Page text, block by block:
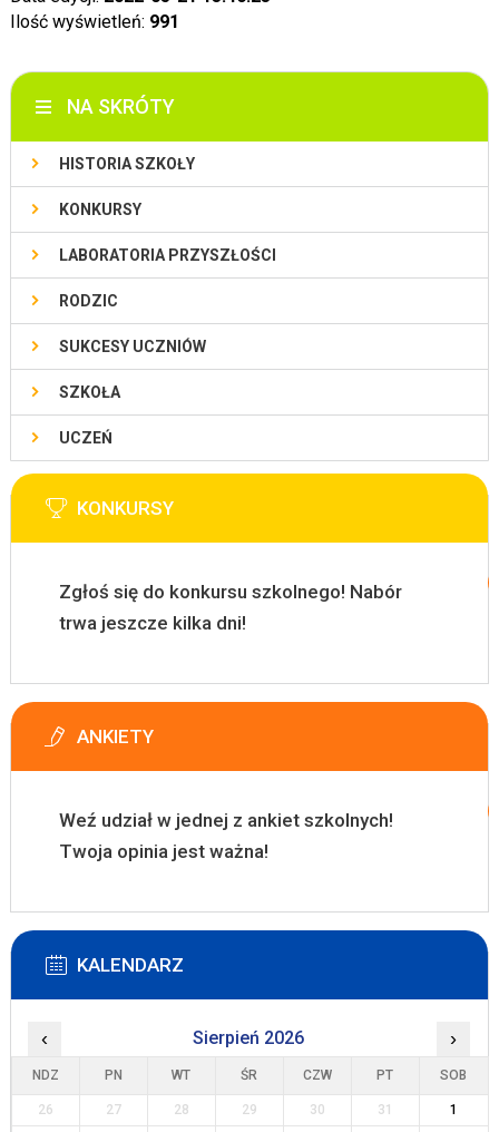
Ilość wyświetleń: 991
NA SKRÓTY
HISTORIA SZKOŁY
KONKURSY
LABORATORIA PRZYSZŁOŚCI
RODZIC
SUKCESY UCZNIÓW
SZKOŁA
UCZEŃ
KONKURSY
Zgłoś się do konkursu szkolnego! Nabór
trwa jeszcze kilka dni!
ANKIETY
Weź udział w jednej z ankiet szkolnych!
Twoja opinia jest ważna!
KALENDARZ
‹ Sierpień 2026 ›
NDZ PN WT ŚR CZW PT SOB
26 27 28 29 30 31
1